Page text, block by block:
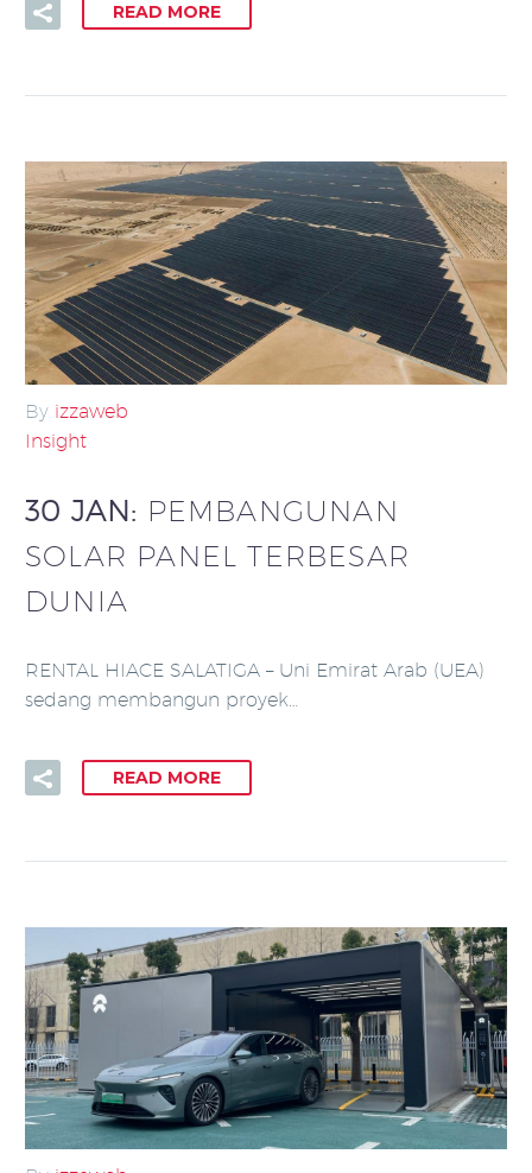
READ MORE
By izzaweb
Insight
30 JAN: PEMBANGUNAN
SOLAR PANEL TERBESAR
DUNIA
RENTAL HIACE SALATIGA – Uni Emirat Arab (UEA)
sedang membangun proyek…
READ MORE